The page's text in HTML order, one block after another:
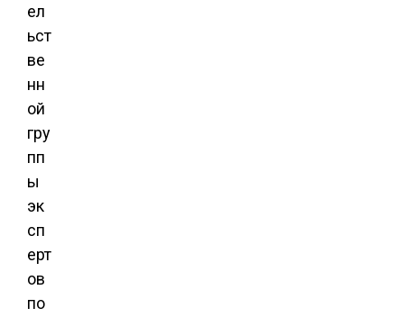
ел
ьст
ве
нн
ой
гру
пп
ы
эк
сп
ерт
ов
по